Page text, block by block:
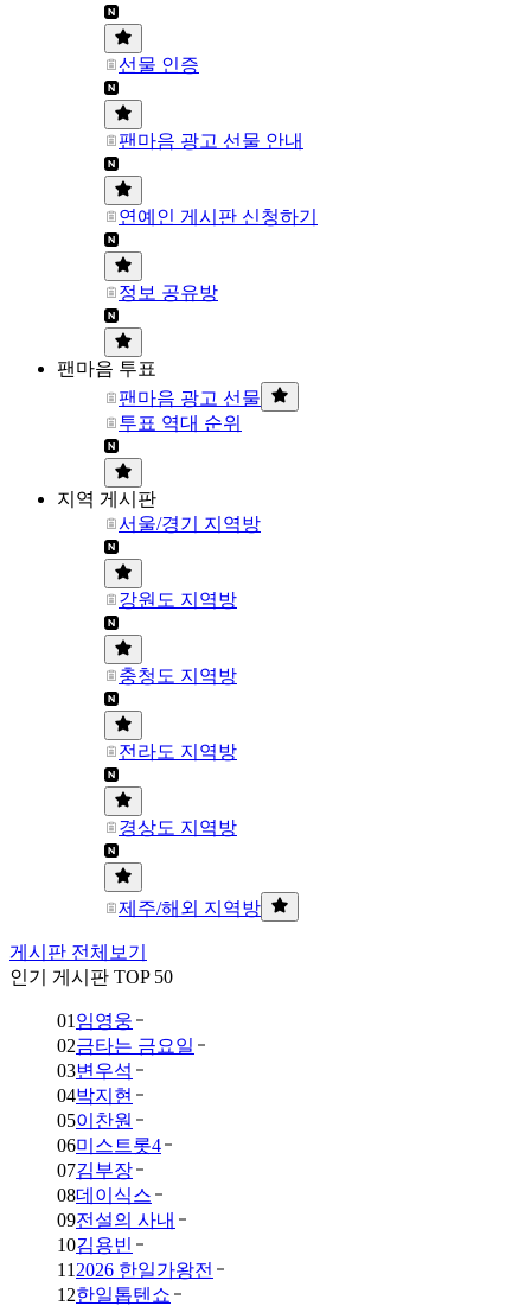
선물 인증
팬마음 광고 선물 안내
연예인 게시판 신청하기
정보 공유방
팬마음 투표
팬마음 광고 선물
투표 역대 순위
지역 게시판
서울/경기 지역방
강원도 지역방
충청도 지역방
전라도 지역방
경상도 지역방
제주/해외 지역방
게시판 전체보기
인기 게시판 TOP 50
01 임영웅
02금타는 금요일
03변우석
04박지현
05이찬원
06미스트롯4
07김부장
08데이식스
09전설의 사내
10김용빈
11 2026 한일가왕전
12한일톱텐쇼